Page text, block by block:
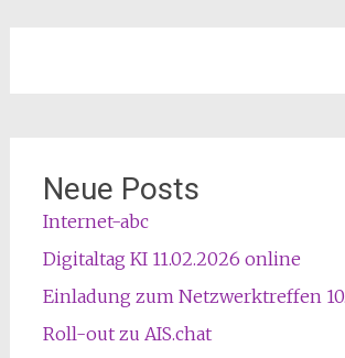
Neue Posts
Internet-abc
Digitaltag KI 11.02.2026 online
Einladung zum Netzwerktreffen
Roll-out zu AIS.chat